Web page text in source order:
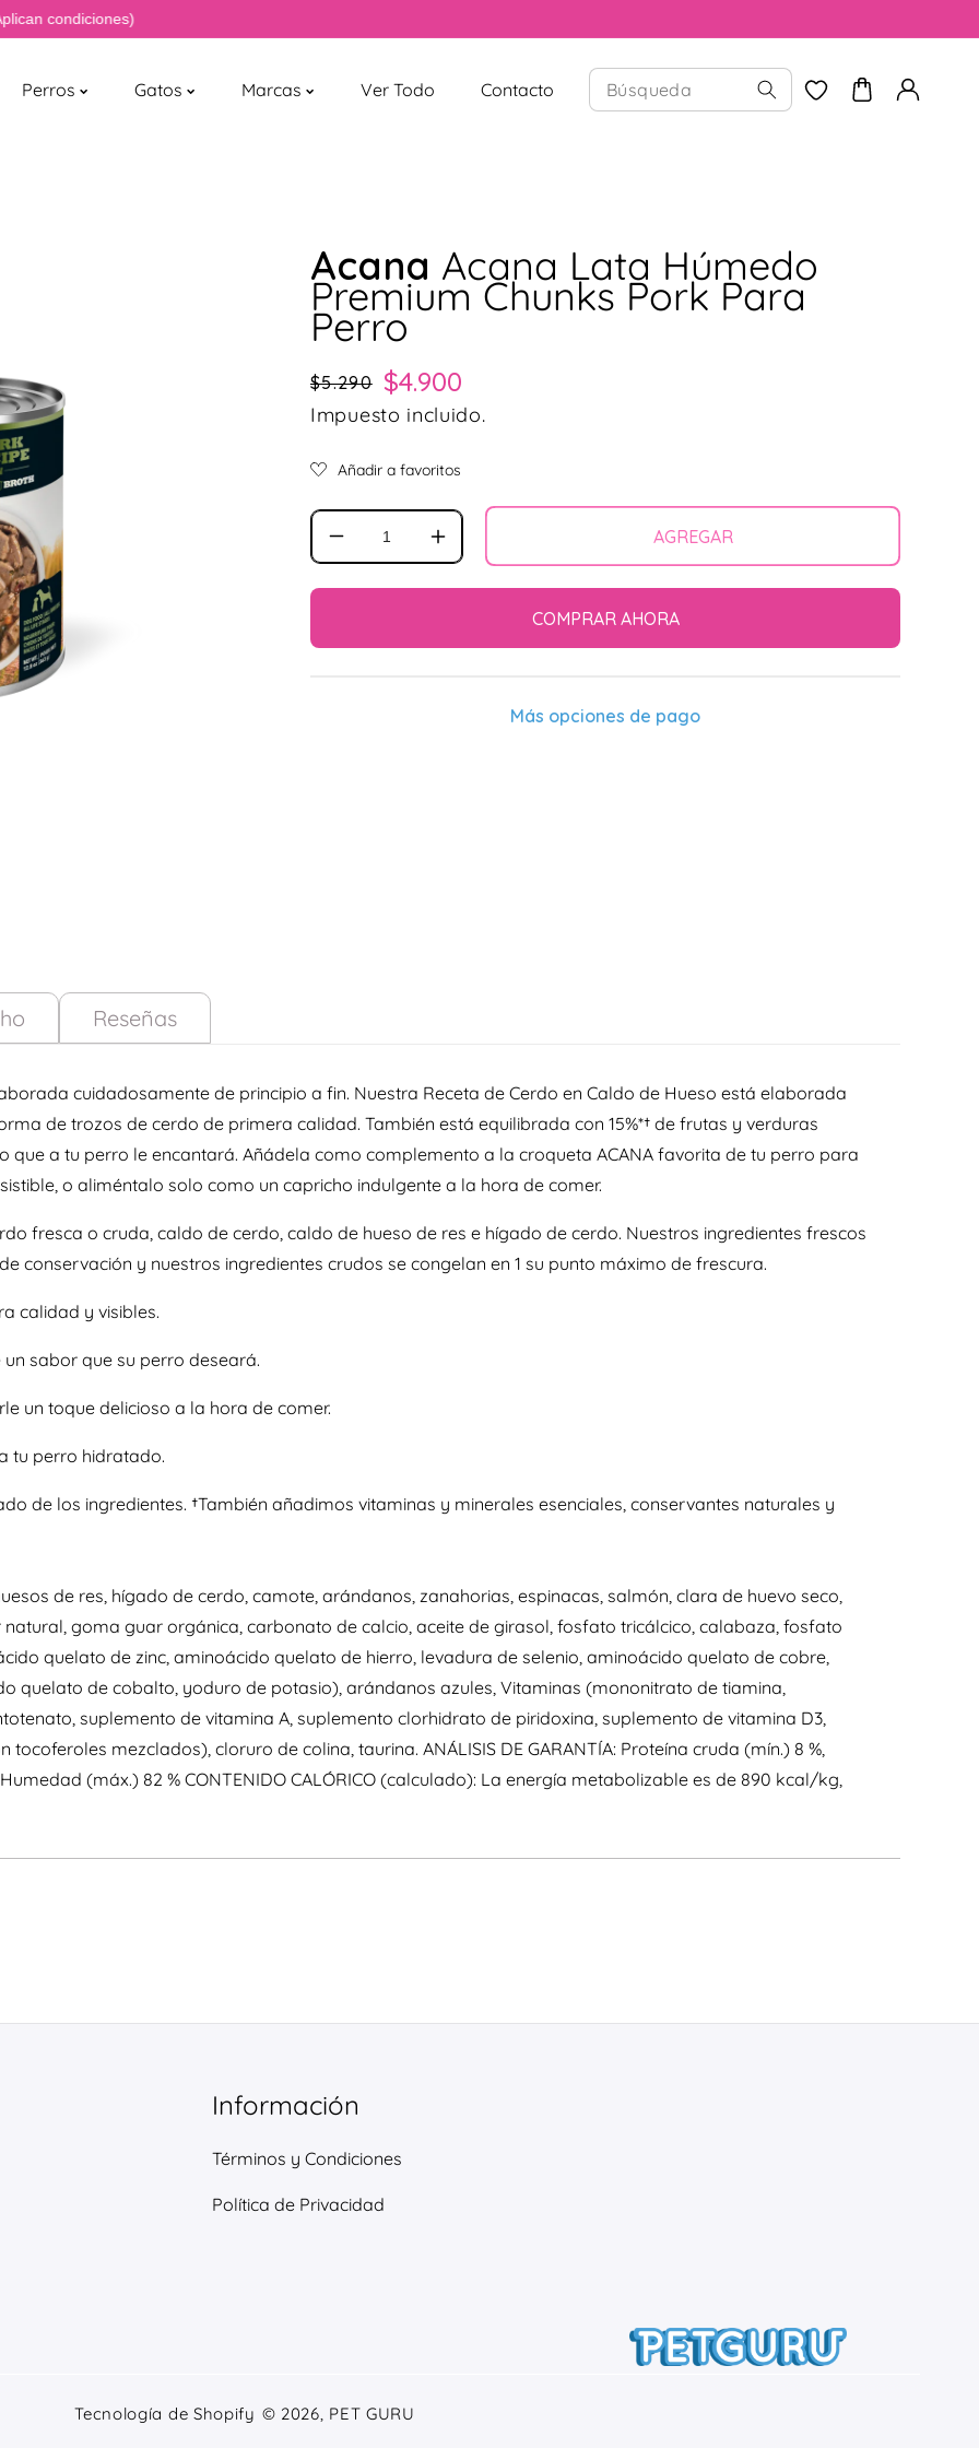
condiciones)
Perros Gatos Marcas Ver Todo Contacto
Acana Acana Lata Húmedo
Premium Chunks Pork Para
Perro
Precio habitual
$5.290
Precio de oferta$4.900
Impuesto incluido.
Reducir
cantidad
para
Aumentar
cantidad
para
AGREGAR
COMPRAR AHORA
Más opciones de pago
Reseñas
cuidadosamente de principio a fin. Nuestra Receta de Cerdo en Caldo de Hueso está elaborada
de trozos de cerdo de primera calidad. También está equilibrada con 15%*† de frutas y verduras
que a tu perro le encantará. Añádela como complemento a la croqueta ACANA favorita de tu perro para
o aliméntalo solo como un capricho indulgente a la hora de comer.
fresca o cruda, caldo de cerdo, caldo de hueso de res e hígado de cerdo. Nuestros ingredientes frescos
conservación y nuestros ingredientes crudos se congelan en 1 su punto máximo de frescura.
calidad y visibles.
sabor que su perro deseará.
un toque delicioso a la hora de comer.
tu perro hidratado.
de los ingredientes. †También añadimos vitaminas y minerales esenciales, conservantes naturales y
de res, hígado de cerdo, camote, arándanos, zanahorias, espinacas, salmón, clara de huevo seco,
goma guar orgánica, carbonato de calcio, aceite de girasol, fosfato tricálcico, calabaza, fosfato
quelato de zinc, aminoácido quelato de hierro, levadura de selenio, aminoácido quelato de cobre,
quelato de cobalto, yoduro de potasio), arándanos azules, Vitaminas (mononitrato de tiamina,
suplemento de vitamina A, suplemento clorhidrato de piridoxina, suplemento de vitamina D3,
mezclados), cloruro de colina, taurina. ANÁLISIS DE GARANTÍA: Proteína cruda (mín.) 8 %,
(máx.) 82 % CONTENIDO CALÓRICO (calculado): La energía metabolizable es de 890 kcal/kg,
Información
Términos y Condiciones
Política de Privacidad
Tecnología de Shopify © 2026, PET GURU